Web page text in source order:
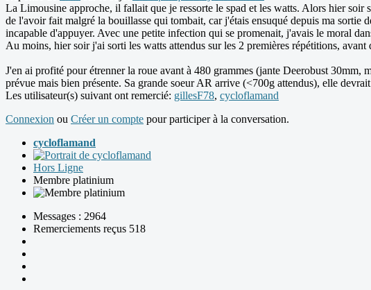
La Limousine approche, il fallait que je ressorte le spad et les watts. Alors hier
de l'avoir fait malgré la bouillasse qui tombait, car j'étais ensuqué depuis ma
incapable d'appuyer. Avec une petite infection qui se promenait, j'avais le moral
Au moins, hier soir j'ai sorti les watts attendus sur les 2 premières répétitions,
J'en ai profité pour étrenner la roue avant à 480 grammes (jante Deerobust
prévue mais bien présente. Sa grande soeur AR arrive (<700g attendus), elle
Les utilisateur(s) suivant ont remercié: gillesF78, cycloflamand
Connexion ou Créer un compte pour participer à la conversation.
cycloflamand
Hors Ligne
Membre platinium
Messages : 2964
Remerciements reçus 518